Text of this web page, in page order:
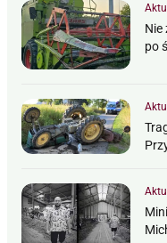
Nie
po